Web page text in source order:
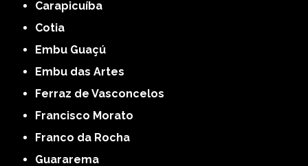
Carapicuíba
Cotia
Embu Guaçú
Embu das Artes
Ferraz de Vasconcelos
Francisco Morato
Franco da Rocha
Guararema